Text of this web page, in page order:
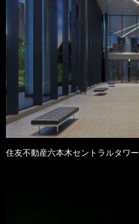
住友不動産六本木セントラルタワー